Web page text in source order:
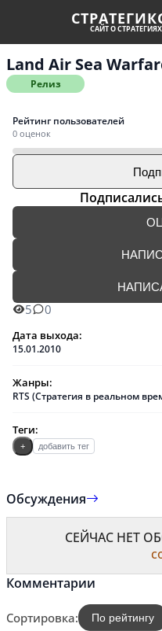
САЙТ О СТРАТЕГИЯХ
Land Air Sea
Релиз
Рейтинг пользователей
0 оценок
5 0
Дата выхода:
15.01.2010
Жанры:
RTS (Стратегия в реальном
Теги:
+ добавить тег
Обсуждения
СЕЙЧАС НЕТ
Комментарии
Сортировка: По рейтингу